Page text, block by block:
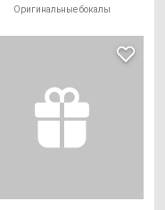
Оригинальные бокалы